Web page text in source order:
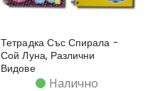
Тетрадка Със Спирала -
Сой Луна, Различни
Видове
Налично